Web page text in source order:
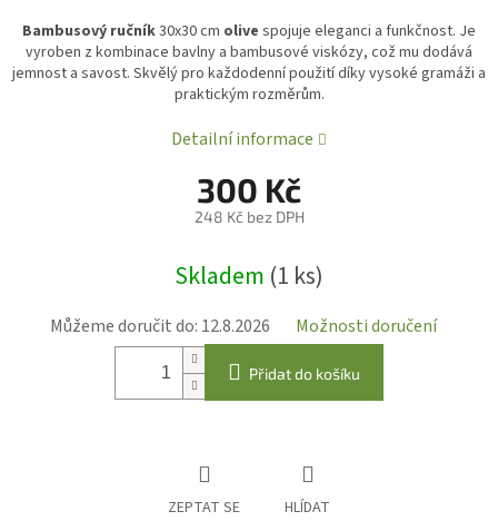
300 Kč
248 Kč bez DPH
cena:
Skladem (1 ks)
Můžeme doručit do: 12.8.2026 Možnosti doručení
Přidat do košíku
Bambusový ručník30x30 cm olive spojuje eleganci a funkčnost. Je
vyroben z kombinace bavlny a bambusové viskózy, což mu dodává
jemnost a savost. Skvělý pro každodenní použití díky vysoké gramáži a
praktickým rozměrům.
Detailní informace
ZEPTAT SE HLÍDAT